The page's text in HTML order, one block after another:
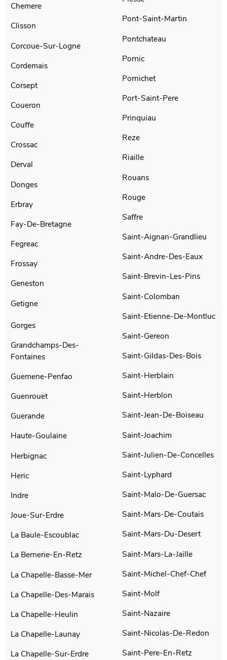
Chemere
Clisson
Corcoue-Sur-Logne
Cordemais
Corsept
Coueron
Couffe
Crossac
Derval
Donges
Erbray
Fay-De-Bretagne
Fegreac
Frossay
Geneston
Getigne
Gorges
Grandchamps-Des-
Fontaines
Guemene-Penfao
Guenrouet
Guerande
Haute-Goulaine
Herbignac
Heric
Indre
Joue-Sur-Erdre
La Baule-Escoublac
La Bernerie-En-Retz
La Chapelle-Basse-Mer
La Chapelle-Des-Marais
La Chapelle-Heulin
La Chapelle-Launay
La Chapelle-Sur-Erdre
Pont-Saint-Martin
Pontchateau
Pornic
Pornichet
Port-Saint-Pere
Prinquiau
Reze
Riaille
Rouans
Rouge
Saffre
Saint-Aignan-Grandlieu
Saint-Andre-Des-Eaux
Saint-Brevin-Les-Pins
Saint-Colomban
Saint-Etienne-De-Montluc
Saint-Gereon
Saint-Gildas-Des-Bois
Saint-Herblain
Saint-Herblon
Saint-Jean-De-Boiseau
Saint-Joachim
Saint-Julien-De-Concelles
Saint-Lyphard
Saint-Malo-De-Guersac
Saint-Mars-De-Coutais
Saint-Mars-Du-Desert
Saint-Mars-La-Jaille
Saint-Michel-Chef-Chef
Saint-Molf
Saint-Nazaire
Saint-Nicolas-De-Redon
Saint-Pere-En-Retz